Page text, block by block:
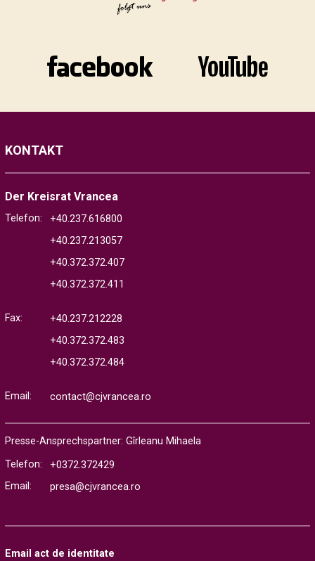
KONTAKT
Der Kreisrat Vrancea
Telefon:
+40.237.616800
+40.237.213057
+40.372.372.407
+40.372.372.411
Fax:
+40.237.212228
+40.372.372.483
+40.372.372.484
Email: contact@cjvrancea.ro
Presse-Ansprechspartner: Gîrleanu Mihaela
Telefon:
+0372.372429
Email:
presa@cjvrancea.ro
Email act de identitate